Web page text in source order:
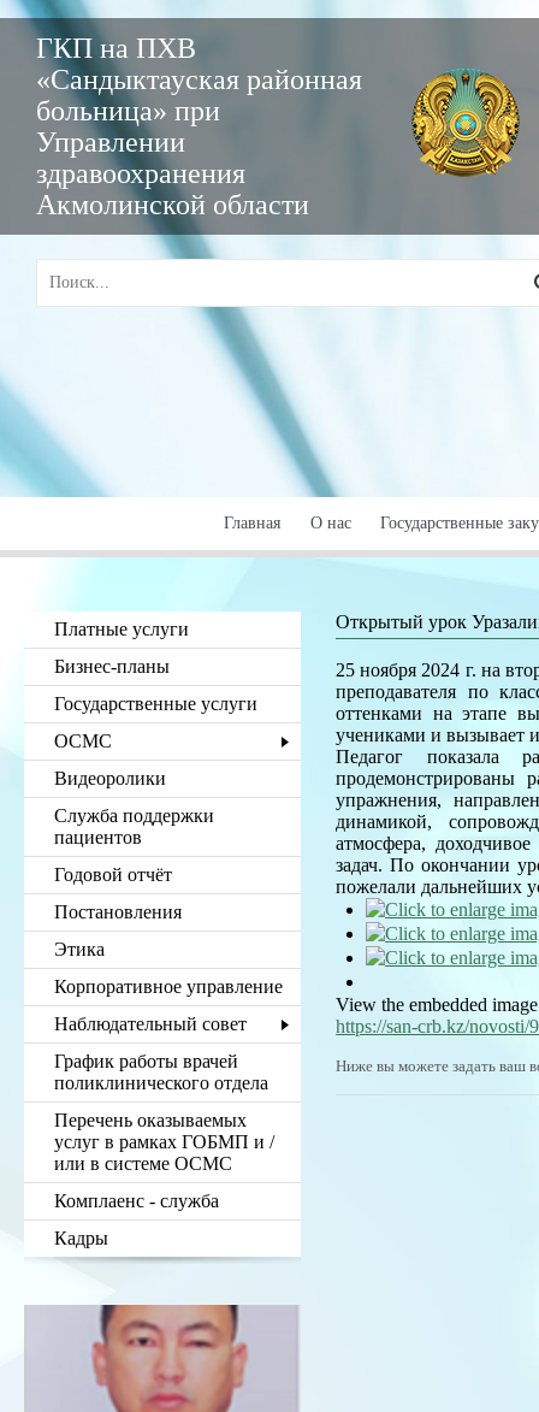
ГКП на ПХВ
«Сандыктауская районная
больница» при
Управлении
здравоохранения
Акмолинской области
Главная О нас Государственные
Платные услуги
Бизнес-планы
Государственные услуги
ОСМС
Видеоролики
Служба поддержки
пациентов
Годовой отчёт
Постановления
Этика
Корпоративное управление
Наблюдательный совет
График работы врачей
поликлинического отдела
Перечень оказываемых
услуг в рамках ГОБМП и /
или в системе ОСМС
Комплаенс - служба
Кадры
Открытый урок
25 ноября 2024 г. на
преподавателя по
оттенками на этапе
учениками и вызывает
Педагог показала
продемонстрированы
упражнения,
динамикой,
атмосфера,
задач. По окончании
пожелали дальнейших
View the embedded
https://san-crb.kz/
Ниже вы можете задать ваш